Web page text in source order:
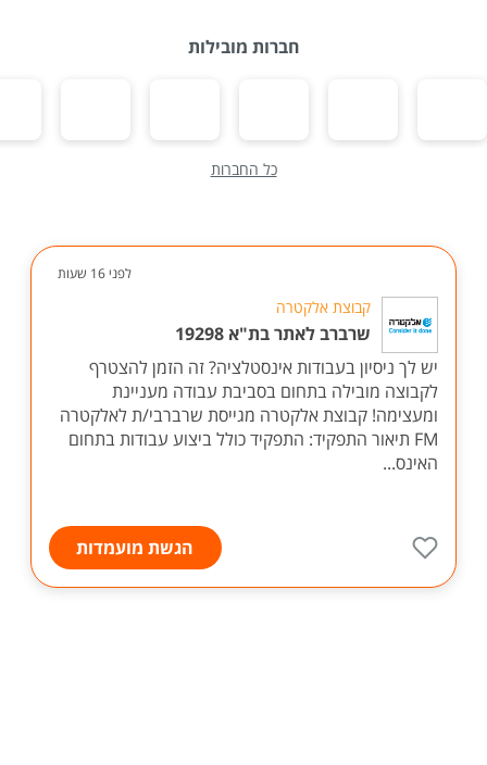
חברות מובילות
כל החברות
לפני 16 שעות
קבוצת אלקטרה
שרברב לאתר בת"א 19298
יש לך ניסיון בעבודות אינסטלציה? זה הזמן להצטרף
לקבוצה מובילה בתחום בסביבת עבודה מעניינת
ומעצימה! קבוצת אלקטרה מגייסת שרברבי/ת לאלקטרה
FM תיאור התפקיד: התפקיד כולל ביצוע עבודות בתחום
האינס...
הגשת מועמדות